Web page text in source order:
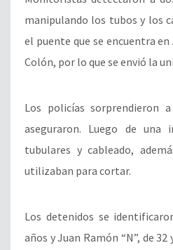
manipulando los tubos y los
el puente que se encuentra en
Colón, por lo que se envió la
Los policías sorprendieron
aseguraron. Luego de una
tubulares y cableado,
utilizaban para cortar.
Los detenidos se
años y Juan Ramón “N”, de